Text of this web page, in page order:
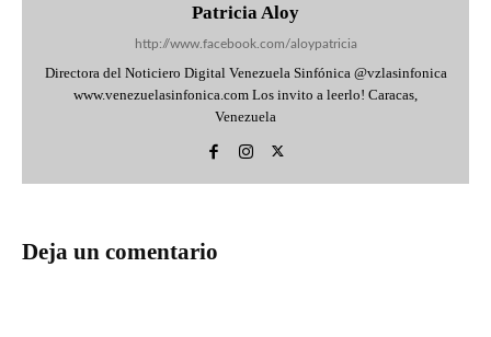
Patricia Aloy
http://www.facebook.com/aloypatricia
Directora del Noticiero Digital Venezuela Sinfónica @vzlasinfonica
www.venezuelasinfonica.com Los invito a leerlo! Caracas,
Venezuela
Deja un comentario